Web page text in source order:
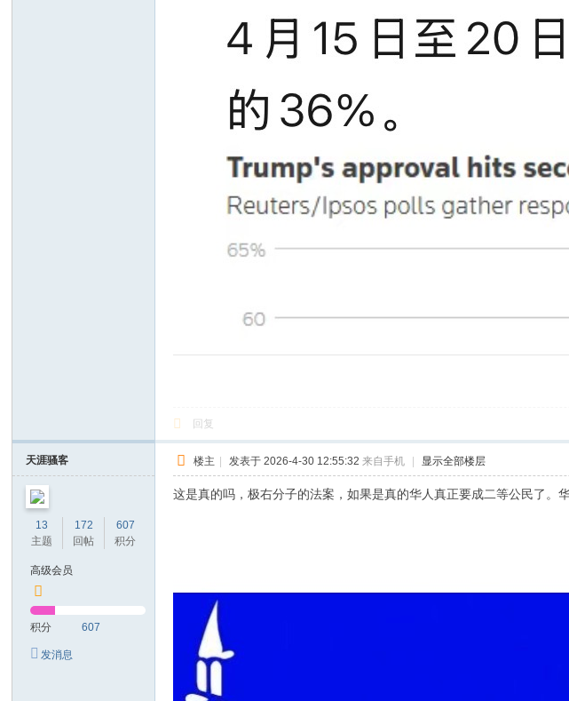
回复
天涯骚客
13
主题
172
回帖
607
积分
高级会员
积分 607
发消息
楼主 | 发表于 2026-4-30 12:55:32 来自手机 | 显示全部楼层
这是真的吗，极右分子的法案，如果是真的华人真正要成二等公民了。